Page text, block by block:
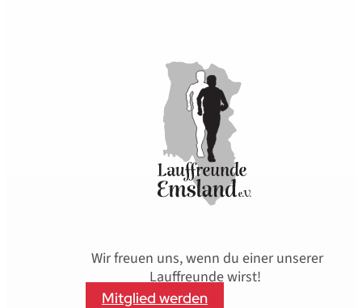
Wir freuen uns, wenn du einer unserer
Lauffreunde wirst!
Mitglied werden